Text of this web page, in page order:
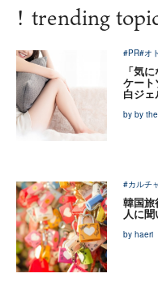
! trending
#PR#オ
「気
ケート
白ジ
by by
#カルチ
韓国旅
人に聞
by haeri